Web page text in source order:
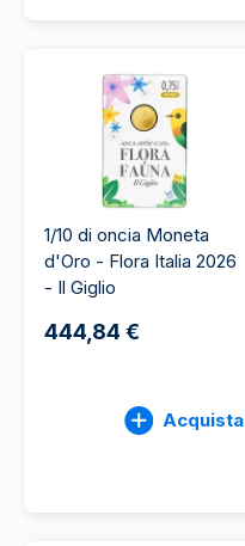
1/10 di oncia Moneta
d'Oro - Flora Italia 2026
- Il Giglio
444,84 €
Acquista